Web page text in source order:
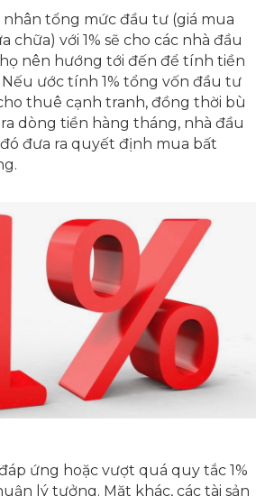
tổng mức đầu tư (giá mua
chữa) với 1% sẽ cho các nhà đầu
nên hướng tới đến để tính tiền
ước tính 1% tổng vốn đầu tư
thuê cạnh tranh, đồng thời bù
dòng tiền hàng tháng, nhà đầu
đưa ra quyết định mua bất
ứng hoặc vượt quá quy tắc 1%
lý tưởng. Mặt khác, các tài sản